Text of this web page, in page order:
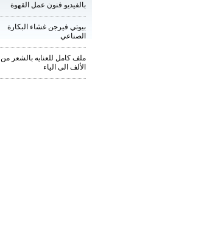
بالفيديو فنون عمل القهوة
بيوتي فيرجن غشاء البكارة
الصناعي
ملف كامل للعنايه بالشعر من
الألف الى الياء